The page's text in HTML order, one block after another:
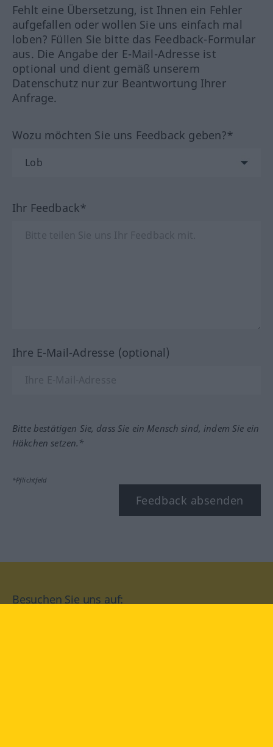
Fehlt eine Übersetzung, ist Ihnen ein Fehler
aufgefallen oder wollen Sie uns einfach mal
loben? Füllen Sie bitte das Feedback-Formular
aus. Die Angabe der E-Mail-Adresse ist
optional und dient gemäß unserem
Datenschutz nur zur Beantwortung Ihrer
Anfrage.
Wozu möchten Sie uns Feedback geben?*
Ihr Feedback*
Ihre E-Mail-Adresse (optional)
Bitte bestätigen Sie, dass Sie ein Mensch sind, indem Sie ein
Häkchen setzen.*
*Pflichtfeld
Feedback absenden
Besuchen Sie uns auf: